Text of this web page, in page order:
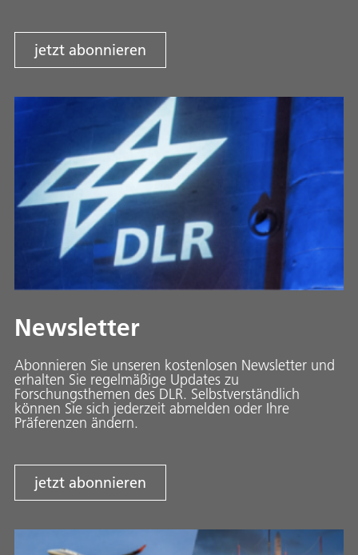
jetzt abonnieren
Newsletter
Abonnieren Sie unseren kostenlosen Newsletter und
erhalten Sie regelmäßige Updates zu
Forschungsthemen des DLR. Selbstverständlich
können Sie sich jederzeit abmelden oder Ihre
Präferenzen ändern.
jetzt abonnieren